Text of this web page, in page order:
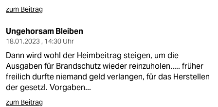
zum Beitrag
Ungehorsam Bleiben
18.01.2023 , 14:30 Uhr
Dann wird wohl der Heimbeitrag steigen, um die
Ausgaben für Brandschutz wieder reinzuholen..... früher
freilich durfte niemand geld verlangen, für das Herstellen
der gesetzl. Vorgaben...
zum Beitrag